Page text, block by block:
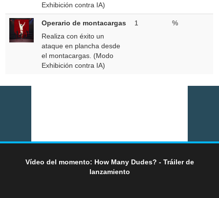
Exhibición contra IA)
Operario de montacargas
Realiza con éxito un
ataque en plancha desde
el montacargas. (Modo
Exhibición contra IA)
1 %
Vídeo del momento: How Many Dudes? - Tráiler de
lanzamiento